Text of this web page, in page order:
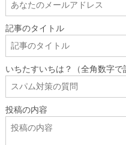
記事のタイトル
いちたすいちは？（全角数字で
投稿の内容